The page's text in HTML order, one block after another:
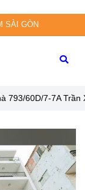
SÀI GÒN
793/60D/7-7A